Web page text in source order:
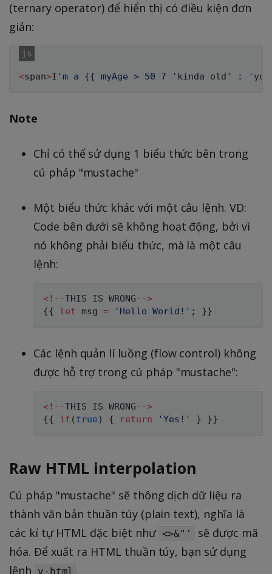
(ternary operator) để hiển thị có điều kiện đơn
giản:
<span>I 'm a {{ myAge > 50 ? ' kinda old ' : '
Note
Chỉ có thể sử dụng 1 biểu thức bên trong
cú pháp "mustache"
Một biểu thức khác với một câu lệnh. VD:
Code bên dưới sẽ không hoạt động, bởi vì
nó không phải biểu thức, mà là một câu
lệnh:
< ! --THIS IS WRONG-->
{{ let msg = 'Hello World!' ; }}
Các lệnh quản lí luồng (flow control) không
được hỗ trợ trong cú pháp "mustache":
< ! --THIS IS WRONG-->
{{ if ( true ) { return 'Yes!' } }}
Raw HTML interpolation
Cú pháp "mustache" sẽ thông dịch dữ liệu ra
thành văn bản thuần túy (plain text), nghĩa là
các kí tự HTML đặc biệt như <>&"'
sẽ được mã
hóa. Để xuất ra HTML thuần túy, bạn sử dụng
lệnh
v-html